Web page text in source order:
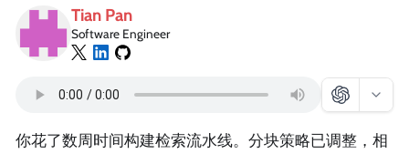
Tian Pan
Software Engineer
你花了数周时间构建检索流水线。分块策略已调整，相